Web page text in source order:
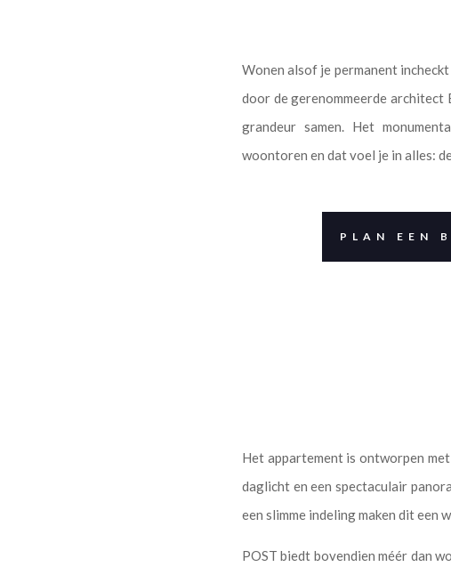
Wonen alsof je permanent
door de gerenommeerde architect
grandeur samen. Het
woontoren en dat voel je in alles:
PLAN EEN
Het appartement is ontworpen
daglicht en een spectaculair
een slimme indeling maken dit
POST biedt bovendien méér dan